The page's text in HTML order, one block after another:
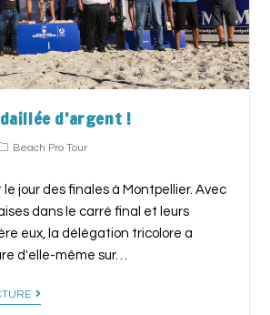
d’argent !
Beach Pro Tour
jour des finales à Montpellier. Avec
dans le carré final et leurs
eux, la délégation tricolore a
d'elle-même sur…